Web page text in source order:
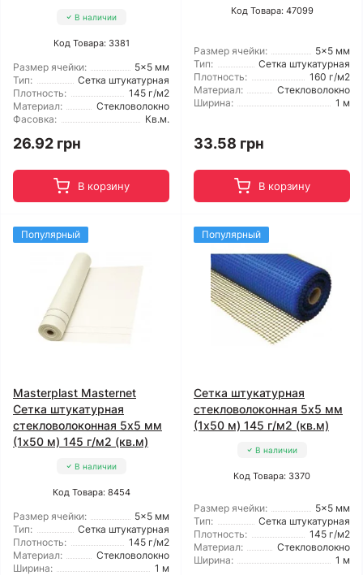
В наличии
Код Товара: 3381
Размер ячейки:
5x5 мм
Тип:
Сетка штукатурная
Плотность:
145 г/м2
Материал:
Стекловолокно
Фасовка:
Кв.м.
26.92 грн
В корзину
Код Товара: 47099
Размер ячейки:
5x5 мм
Тип:
Сетка штукатурная
Плотность:
160 г/м2
Материал:
Стекловолокно
Ширина:
1 м
33.58 грн
В корзину
Популярный
Masterplast Masternet
Сетка штукатурная
стекловолоконная 5x5 мм
(1x50 м) 145 г/м2 (кв.м)
В наличии
Код Товара: 8454
Размер ячейки:
5x5 мм
Тип:
Сетка штукатурная
Плотность:
145 г/м2
Материал:
Стекловолокно
Ширина:
1 м
Популярный
Сетка штукатурная
стекловолоконная 5x5 мм
(1x50 м) 145 г/м2 (кв.м)
В наличии
Код Товара: 3370
Размер ячейки:
5x5 мм
Тип:
Сетка штукатурная
Плотность:
145 г/м2
Материал:
Стекловолокно
Ширина:
1 м